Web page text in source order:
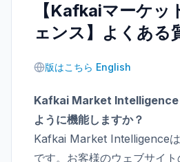
【Kafkaiマーケッ
ェンス】よくある
版はこちら English
Kafkai Market Intelligence
ように機能しますか？
Kafkai Market Intelligence
です。お客様のウェブサイ